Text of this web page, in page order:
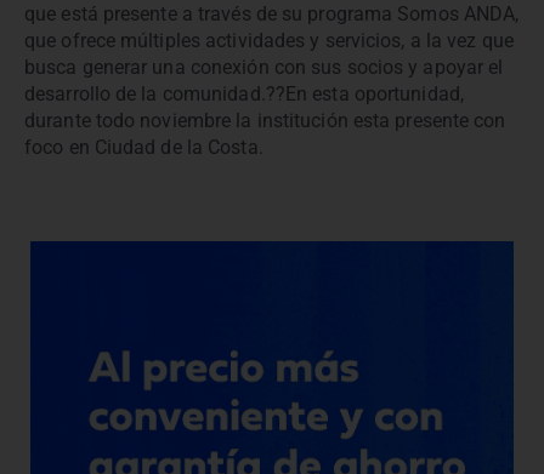
que está presente a través de su programa Somos ANDA,
que ofrece múltiples actividades y servicios, a la vez que
busca generar una conexión con sus socios y apoyar el
desarrollo de la comunidad.??En esta oportunidad,
durante todo noviembre la institución esta presente con
foco en Ciudad de la Costa.